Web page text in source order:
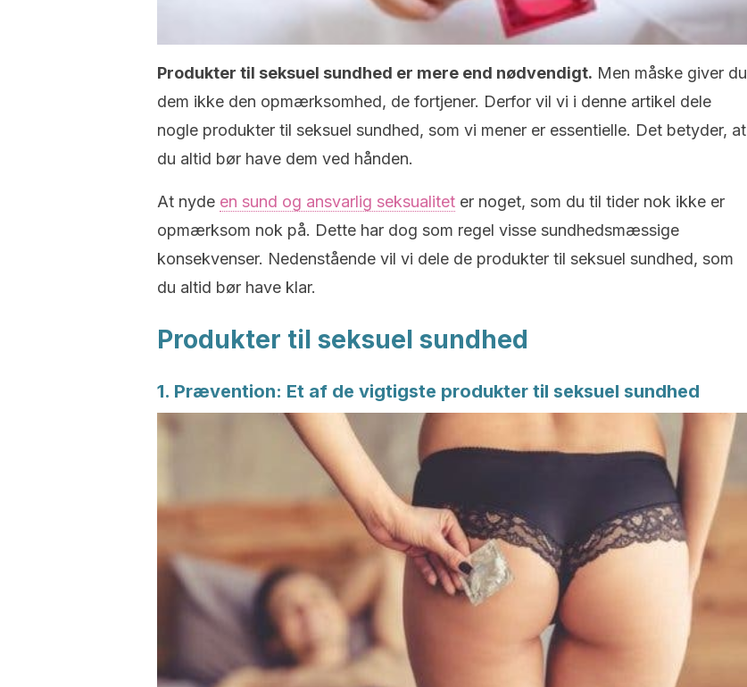
Produkter til seksuel sundhed er mere end nødvendigt. Men måske giver du
dem ikke den opmærksomhed, de fortjener. Derfor vil vi i denne artikel dele
nogle produkter til seksuel sundhed, som vi mener er essentielle. Det betyder, at
du altid bør have dem ved hånden.
At nyde en sund og ansvarlig seksualitet er noget, som du til tider nok ikke er
opmærksom nok på. Dette har dog som regel visse sundhedsmæssige
konsekvenser. Nedenstående vil vi dele de produkter til seksuel sundhed, som
du altid bør have klar.
Produkter til seksuel sundhed
1. Prævention: Et af de vigtigste produkter til seksuel sundhed